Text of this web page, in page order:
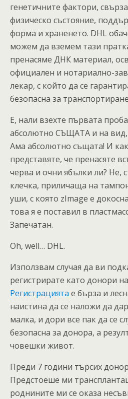
генетичните фактори,
физическо състояние,
форма и храненето. DHL
можем да вземем тази
пренасяме ДНК материал,
официален и нотариално-
лекар, с който да се
безопасна за
Е, нали взехте първата
абсолютно СЪЩАТА и на
Ама абсолютно същата! И
представяте, че пренасяте
черва и очни ябълки ли? Не,
клечка, приличаща на
уши, с която zImage е
това я е поставил в
Запечатан.
Oh, well… DHL.
Използвам случая да ви
регистрирате като донори
Регистрацията е бърза и
наистина да се наложи да
малка, и дори все пак да се
безопасна за донора, а
човешки живот.
Преди 7 години търсих
Предстоеше ми
роднините ми се оказа